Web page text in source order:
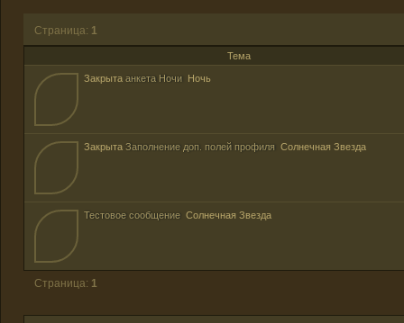
Страница: 1
Тема
Закрыта анкета Ночи Ночь
Закрыта Заполнение доп. полей профиля Солнечная Звезда
Тестовое сообщение Солнечная Звезда
Страница: 1